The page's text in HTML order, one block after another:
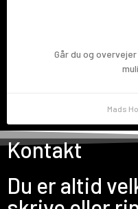
Går du og
Mads
Kontakt
Du er altid